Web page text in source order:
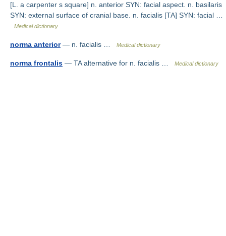
[L. a carpenter s square] n. anterior SYN: facial aspect. n. basilaris
SYN: external surface of cranial base. n. facialis [TA] SYN: facial …
Medical dictionary
norma anterior— n. facialis … Medical dictionary
norma frontalis — TA alternative for n. facialis … Medical dictionary